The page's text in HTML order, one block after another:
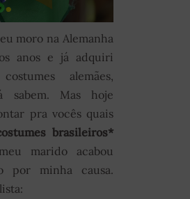
moro na Alemanha
anos e já adquiri
alemães,
sabem. Mas hoje
pra vocês quais
brasileiros*
marido acabou
por minha causa.